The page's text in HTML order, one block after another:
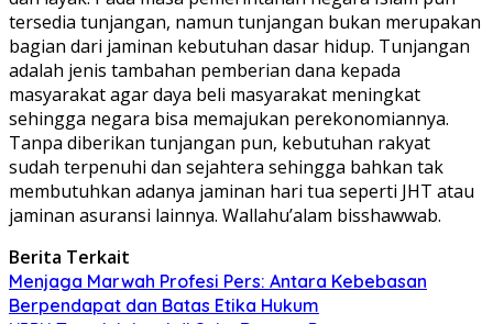
tersedia tunjangan, namun tunjangan bukan merupakan
bagian dari jaminan kebutuhan dasar hidup. Tunjangan
adalah jenis tambahan pemberian dana kepada
masyarakat agar daya beli masyarakat meningkat
sehingga negara bisa memajukan perekonomiannya.
Tanpa diberikan tunjangan pun, kebutuhan rakyat
sudah terpenuhi dan sejahtera sehingga bahkan tak
membutuhkan adanya jaminan hari tua seperti JHT atau
jaminan asuransi lainnya. Wallahu’alam bisshawwab.
Berita Terkait
Menjaga Marwah Profesi Pers: Antara Kebebasan
Berpendapat dan Batas Etika Hukum